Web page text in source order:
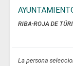
RIBA-ROJA DE
La persona